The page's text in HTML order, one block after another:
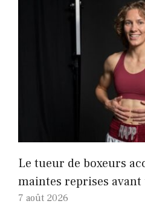
Le tueur de boxeurs
maintes reprises
7 août 2026